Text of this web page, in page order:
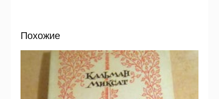
Похожие